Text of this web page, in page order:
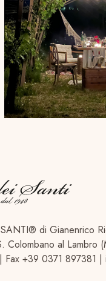
di Gianenrico
Colombano al Lambro
+39 0371 897381 |